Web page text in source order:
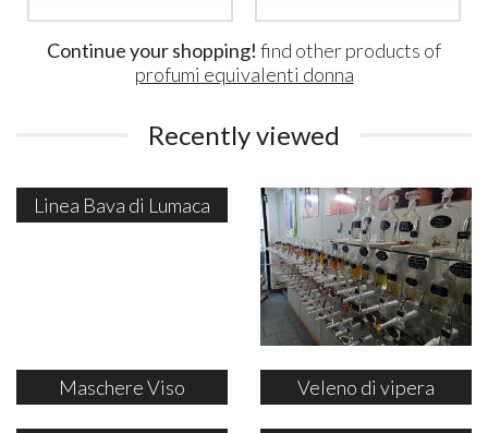
Continue your shopping! find other products of
profumi equivalenti donna
Recently viewed
Linea Bava di Lumaca
Maschere Viso Veleno di vipera